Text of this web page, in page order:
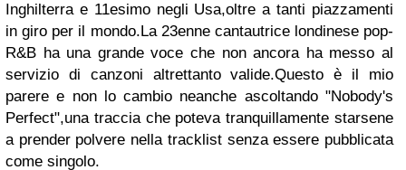
Inghilterra e 11esimo negli Usa,oltre a tanti piazzamenti
in giro per il mondo.La 23enne cantautrice londinese pop-
R&B ha una grande voce che non ancora ha messo al
servizio di canzoni altrettanto valide.Questo è il mio
parere e non lo cambio neanche ascoltando "Nobody's
Perfect",una traccia che poteva tranquillamente starsene
a prender polvere nella tracklist senza essere pubblicata
come singolo.